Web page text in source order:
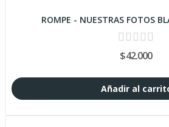
ROMPE - NUESTRAS FOTOS
$42.000
Añadir al